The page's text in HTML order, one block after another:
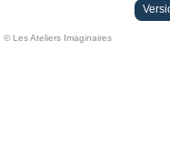
© Les Ateliers Imaginaires